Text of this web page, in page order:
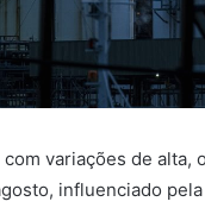
variações de alta,
influenciado